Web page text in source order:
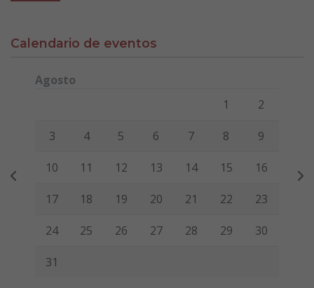
Calendario de eventos
Agosto
Viernes Sábado
1 2
3 4 5 6 7 8 9
10 11 12 13 14 15 16
17 18 19 20 21 22 23
24 25 26 27 28 29 30
31